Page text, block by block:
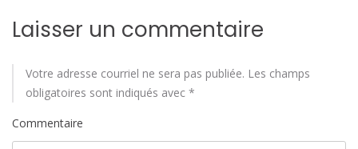
a
r
t
i
Laisser un commentaire
Votre adresse courriel ne sera pas publiée. Les champs
obligatoires sont indiqués avec *
Commentaire